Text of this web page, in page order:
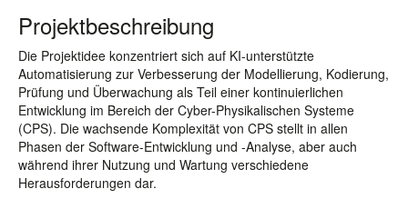
Projektbeschreibung
Die Projektidee konzentriert sich auf KI-unterstützte
Automatisierung zur Verbesserung der Modellierung, Kodierung,
Prüfung und Überwachung als Teil einer kontinuierlichen
Entwicklung im Bereich der Cyber-Physikalischen Systeme
(CPS). Die wachsende Komplexität von CPS stellt in allen
Phasen der Software-Entwicklung und -Analyse, aber auch
während ihrer Nutzung und Wartung verschiedene
Herausforderungen dar.